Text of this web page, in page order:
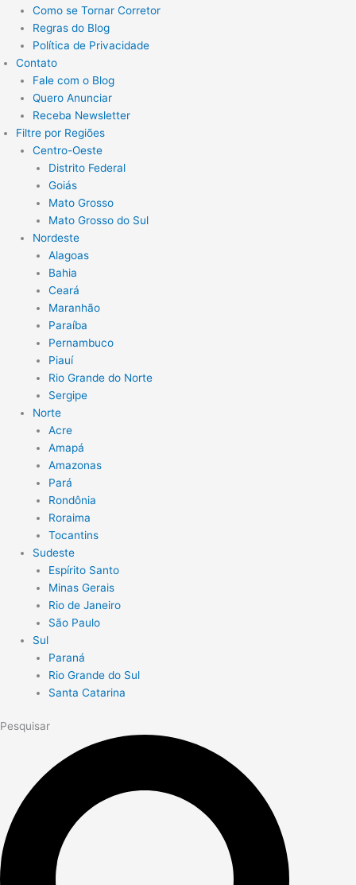
Como se Tornar Corretor
Regras do Blog
Política de Privacidade
Contato
Fale com o Blog
Quero Anunciar
Receba Newsletter
Filtre por Regiões
Centro-Oeste
Distrito Federal
Goiás
Mato Grosso
Mato Grosso do Sul
Nordeste
Alagoas
Bahia
Ceará
Maranhão
Paraíba
Pernambuco
Piauí
Rio Grande do Norte
Sergipe
Norte
Acre
Amapá
Amazonas
Pará
Rondônia
Roraima
Tocantins
Sudeste
Espírito Santo
Minas Gerais
Rio de Janeiro
São Paulo
Sul
Paraná
Rio Grande do Sul
Santa Catarina
Pesquisar